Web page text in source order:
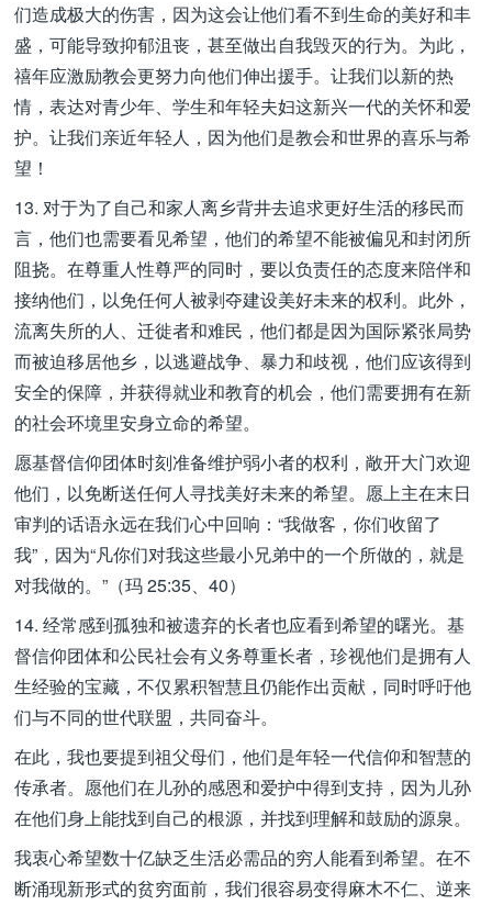
们造成极大的伤害，因为这会让他们看不到生命的美好和丰
盛，可能导致抑郁沮丧，甚至做出自我毁灭的行为。为此，
禧年应激励教会更努力向他们伸出援手。让我们以新的热
情，表达对青少年、学生和年轻夫妇这新兴一代的关怀和爱
护。让我们亲近年轻人，因为他们是教会和世界的喜乐与希
望！
13. 对于为了自己和家人离乡背井去追求更好生活的移民而
言，他们也需要看见希望，他们的希望不能被偏见和封闭所
阻挠。在尊重人性尊严的同时，要以负责任的态度来陪伴和
接纳他们，以免任何人被剥夺建设美好未来的权利。此外，
流离失所的人、迁徙者和难民，他们都是因为国际紧张局势
而被迫移居他乡，以逃避战争、暴力和歧视，他们应该得到
安全的保障，并获得就业和教育的机会，他们需要拥有在新
的社会环境里安身立命的希望。
愿基督信仰团体时刻准备维护弱小者的权利，敞开大门欢迎
他们，以免断送任何人寻找美好未来的希望。愿上主在末日
审判的话语永远在我们心中回响：“我做客，你们收留了
我”，因为“凡你们对我这些最小兄弟中的一个所做的，就是
对我做的。”（玛 25:35、40）
14. 经常感到孤独和被遗弃的长者也应看到希望的曙光。基
督信仰团体和公民社会有义务尊重长者，珍视他们是拥有人
生经验的宝藏，不仅累积智慧且仍能作出贡献，同时呼吁他
们与不同的世代联盟，共同奋斗。
在此，我也要提到祖父母们，他们是年轻一代信仰和智慧的
传承者。愿他们在儿孙的感恩和爱护中得到支持，因为儿孙
在他们身上能找到自己的根源，并找到理解和鼓励的源泉。
我衷心希望数十亿缺乏生活必需品的穷人能看到希望。在不
断涌现新形式的贫穷面前，我们很容易变得麻木不仁、逆来